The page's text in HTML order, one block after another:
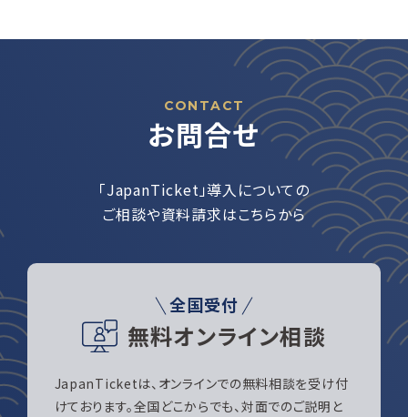
CONTACT
お問合せ
「JapanTicket」導入についての
ご相談や資料請求はこちらから
全国受付
無料オンライン相談
JapanTicketは、オンラインでの無料相談を受け付
けております。全国どこからでも、対面でのご説明と